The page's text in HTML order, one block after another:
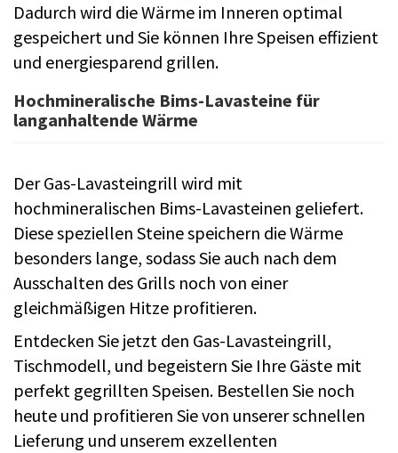
Dadurch wird die Wärme im Inneren optimal
gespeichert und Sie können Ihre Speisen effizient
und energiesparend grillen.
Hochmineralische Bims-Lavasteine für
langanhaltende Wärme
Der Gas-Lavasteingrill wird mit
hochmineralischen Bims-Lavasteinen geliefert.
Diese speziellen Steine speichern die Wärme
besonders lange, sodass Sie auch nach dem
Ausschalten des Grills noch von einer
gleichmäßigen Hitze profitieren.
Entdecken Sie jetzt den Gas-Lavasteingrill,
Tischmodell, und begeistern Sie Ihre Gäste mit
perfekt gegrillten Speisen. Bestellen Sie noch
heute und profitieren Sie von unserer schnellen
Lieferung und unserem exzellenten